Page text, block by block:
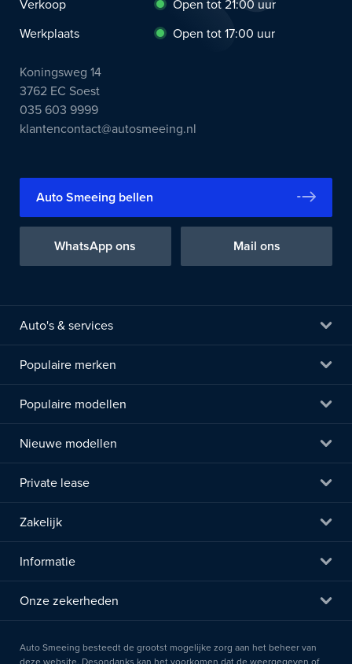
Verkoop
Open tot 21:00 uur
Werkplaats
Open tot 17:00 uur
Koningsweg 14
3762 EC Soest
035 603 9999
klantencontact@autosmeeing.nl
Auto Smeeing bellen
WhatsApp ons Mail ons
Auto's & services
Populaire merken
Populaire modellen
Nieuwe modellen
Private lease
Zakelijk
Informatie
Onze zekerheden
Auto Smeeing besteedt de grootst mogelijke zorg aan het beheer van